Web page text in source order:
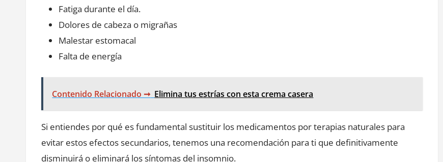
Fatiga durante el día.
Dolores de cabeza o migrañas
Malestar estomacal
Falta de energía
Contenido Relacionado ➞ Elimina tus estrías con esta crema casera
Si entiendes por qué es fundamental sustituir los medicamentos por terapias naturales para
evitar estos efectos secundarios, tenemos una recomendación para ti que definitivamente
disminuirá o eliminará los síntomas del insomnio.